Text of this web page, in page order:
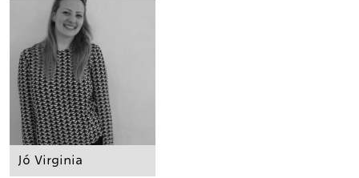
Jó Virginia